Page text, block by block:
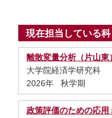
現在担当している科
離散変量分析（片山東）
大学院経済学研究科
2026年 秋学期
政策評価のための応用